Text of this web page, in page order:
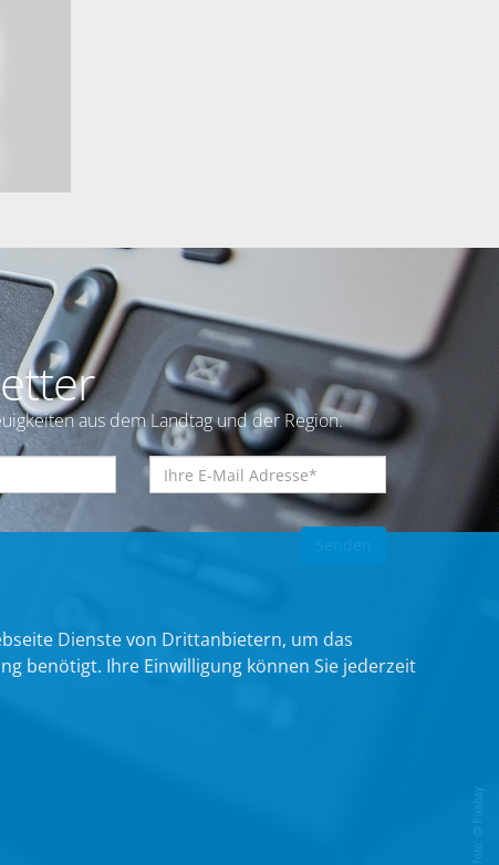
aus dem Landtag und der Region.
Dienste von Drittanbietern, um das
benötigt. Ihre Einwilligung können Sie jederzeit